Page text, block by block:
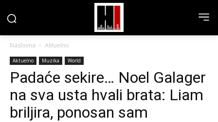
Naslovna Aktuelno
Aktuelno Muzika World
Padaće sekire… Noel Galager
na sva usta hvali brata: Liam
briljira, ponosan sam